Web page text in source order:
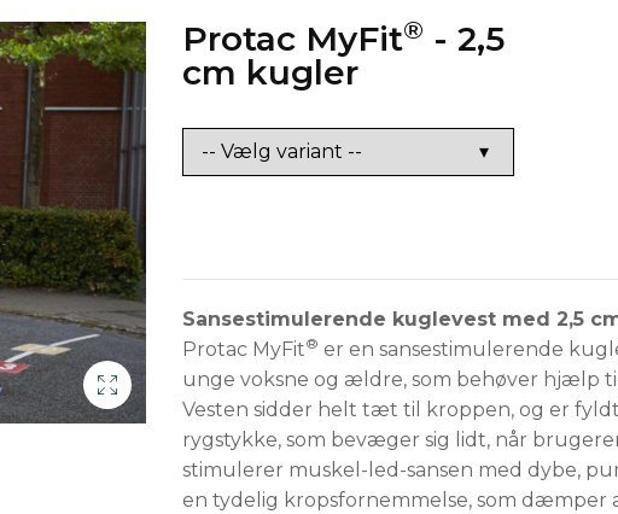
Protac MyFit® - 2,5
cm kugler
Sansestimulerende kuglevest med 2,5
Protac MyFit® er en sansestimulerende
unge voksne og ældre, som behøver hjælp
Vesten sidder helt tæt til kroppen, og er
rygstykke, som bevæger sig lidt, når
stimulerer muskel-led-sansen med dybe,
en tydelig kropsfornemmelse, som dæmper